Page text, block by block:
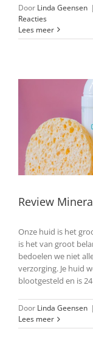
Door Linda Geensen |
Reacties
Lees meer
Review
Onze huid is het
is het van groot
bedoelen we niet
verzorging. Je huid
blootgesteld en is
Door Linda Geensen |
Lees meer